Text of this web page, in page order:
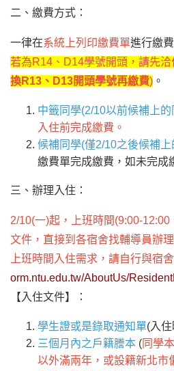
二、繳費方式：
一律在系統上列印繳費單進行繳費
若為R14、D14學號開頭，請先洽
換R13、D13開頭學號再繳費) 。
中籤同學(2/10以前候補上的
入住前完成繳費。
候補同學(僅2/10之後候補上
繳費單完成繳費，如未完成
三、辦理入住：
2/10(一)起，上班時間(9:00-
文件，直接到各宿舍找輔導員辦
上班時間入住需求，請自行與宿
orm.ntu.edu.tw/AboutUs/
【入住文件】：
學生證或是錄取通知單(入
三個月內之戶籍謄本 (同學
以外滿兩年，或設籍新北市